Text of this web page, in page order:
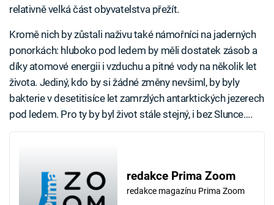
relativně velká část obyvatelstva přežít.
Kromě nich by zůstali naživu také námořníci na jaderných
ponorkách: hluboko pod ledem by měli dostatek zásob a
díky atomové energii i vzduchu a pitné vody na několik let
života. Jediný, kdo by si žádné změny nevšiml, by byly
bakterie v desetitisíce let zamrzlých antarktických jezerech
pod ledem. Pro ty by byl život stále stejný, i bez Slunce….
redakce Prima Zoom
redakce magazínu Prima Zoom